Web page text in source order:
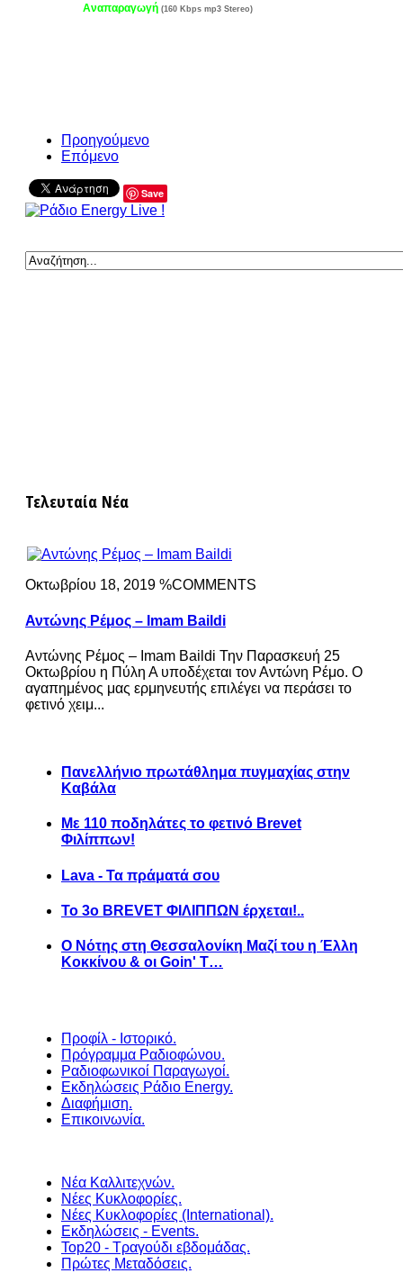
Αναπαραγωγή (160 Kbps mp3 Stereo)
Προηγούμενο
Επόμενο
Save
Τελευταία Νέα
Οκτωβρίου 18, 2019 %COMMENTS
Αντώνης Ρέμος – Imam Baildi
Αντώνης Ρέμος – Imam Baildi Την Παρασκευή 25
Οκτωβρίου η Πύλη Α υποδέχεται τον Αντώνη Ρέμο. Ο
αγαπημένος μας ερμηνευτής επιλέγει να περάσει το
φετινό χειμ...
Πανελλήνιο πρωτάθλημα πυγμαχίας στην
Καβάλα
Με 110 ποδηλάτες το φετινό Brevet
Φιλίππων!
Lava - Τα πράματά σου
Το 3ο BREVET ΦΙΛΙΠΠΩΝ έρχεται!..
Ο Νότης στη Θεσσαλονίκη Μαζί του η Έλλη
Κοκκίνου & οι Goin' T…
Προφίλ - Ιστορικό.
Πρόγραμμα Ραδιοφώνου.
Ραδιοφωνικοί Παραγωγοί.
Εκδηλώσεις Ράδιο Energy.
Διαφήμιση.
Επικοινωνία.
Νέα Καλλιτεχνών.
Νέες Κυκλοφορίες.
Νέες Κυκλοφορίες (International).
Εκδηλώσεις - Events.
Top20 - Τραγούδι εβδομάδας.
Πρώτες Μεταδόσεις.